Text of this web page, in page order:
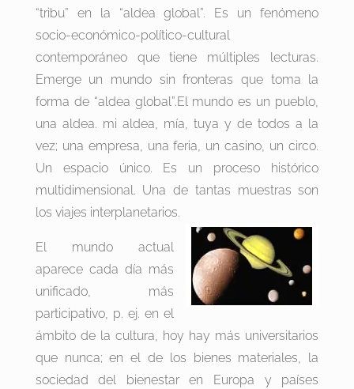
“tribu” en la “aldea global”. Es un fenómeno
socio-económico-político-cultural
contemporáneo que tiene múltiples lecturas.
Emerge un mundo sin fronteras que toma la
forma de “aldea global”.El mundo es un pueblo,
una aldea. mi aldea, mía, tuya y de todos a la
vez; una empresa, una feria, un casino, un circo.
Un espacio único. Es un proceso histórico
multidimensional. Una de tantas muestras son
los viajes interplanetarios.
El mundo actual
aparece cada día más
unificado, más
participativo, p. ej. en el
ámbito de la cultura, hoy hay más universitarios
que nunca; en el de los bienes materiales, la
sociedad del bienestar en Europa y países